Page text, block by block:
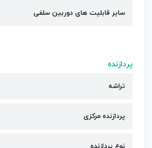
سایر قابلیت های دوربین سلفی
پردازنده
تراشه
پردازنده مرکزی